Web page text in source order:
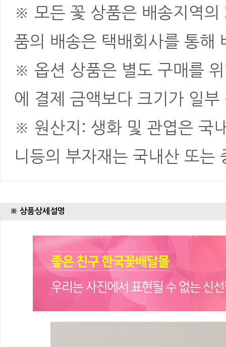
※ 모든 꽃 상품은 배송지역의
품의 배송은 택배회사를 통해
※ 옵션 상품은 별도 구매를
에 결제 금액보다 크기가 일
※ 원산지: 생화 및 관엽은 국
니등의 부자재는 국내산 또는
※ 상품상세설명